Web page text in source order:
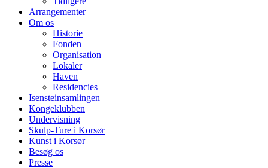
Arrangementer
Om os
Historie
Fonden
Organisation
Lokaler
Haven
Residencies
Isensteinsamlingen
Kongeklubben
Undervisning
Skulp-Ture i Korsør
Kunst i Korsør
Besøg os
Presse